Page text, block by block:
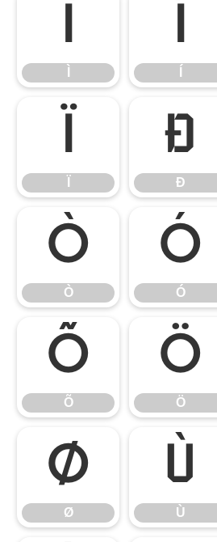
Ì Í
Ï Ð
Ð
Ò
Ò
Ó
Ó
Õ
Õ
Ö
Ö
Ø
Ø
Ù
Ù